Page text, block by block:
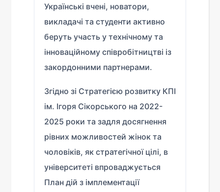
Українські вчені, новатори,
викладачі та студенти активно
беруть участь у технічному та
інноваційному співробітництві із
закордонними партнерами.
Згідно зі Стратегією розвитку КПІ
ім. Ігоря Сікорського на 2022-
2025 роки та задля досягнення
рівних можливостей жінок та
чоловіків, як стратегічної цілі, в
університеті впроваджується
План дій з імплементації